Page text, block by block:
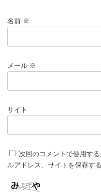
名前 ※
メール ※
サイト
次回のコメントで使用す
ルアドレス、サイトを保存する